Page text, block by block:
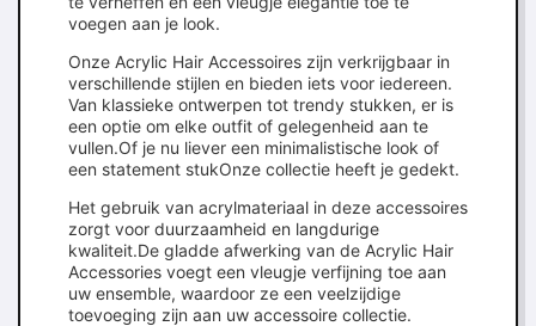
voegen aan je look.
Onze Acrylic Hair Accessoires zijn verkrijgbaar in
verschillende stijlen en bieden iets voor iedereen.
Van klassieke ontwerpen tot trendy stukken, er is
een optie om elke outfit of gelegenheid aan te
vullen.Of je nu liever een minimalistische look of
een statement stukOnze collectie heeft je gedekt.
Het gebruik van acrylmateriaal in deze accessoires
zorgt voor duurzaamheid en langdurige
kwaliteit.De gladde afwerking van de Acrylic Hair
Accessories voegt een vleugje verfijning toe aan
uw ensemble, waardoor ze een veelzijdige
toevoeging zijn aan uw accessoire collectie.